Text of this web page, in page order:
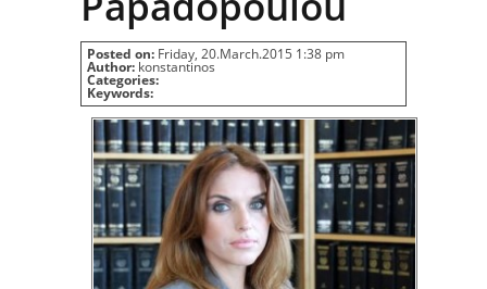
Posted on: Friday, 20.March.2015 1:38 pm
Author: konstantinos
Categories:
Keywords: